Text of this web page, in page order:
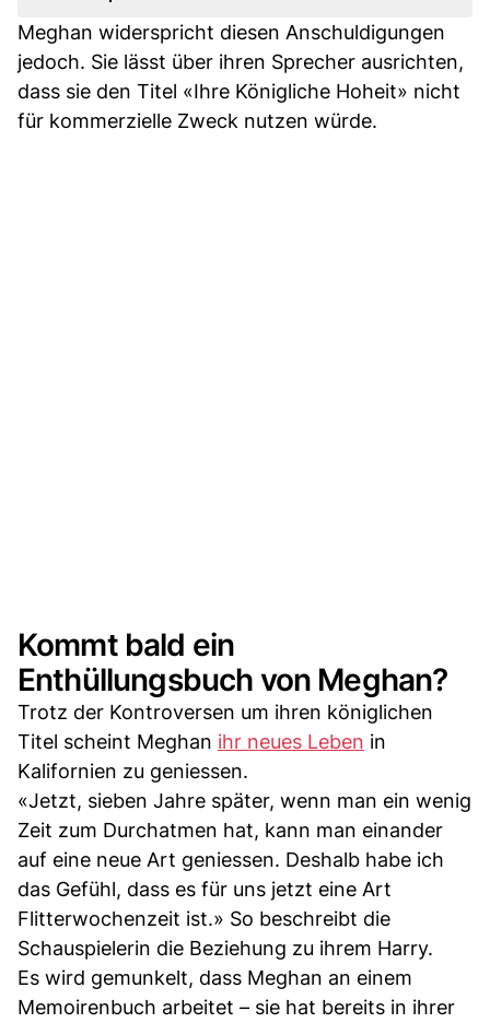
Meghan widerspricht diesen Anschuldigungen
jedoch. Sie lässt über ihren Sprecher ausrichten,
dass sie den Titel «Ihre Königliche Hoheit» nicht
für kommerzielle Zweck nutzen würde.
Kommt bald ein
Enthüllungsbuch von Meghan?
Trotz der Kontroversen um ihren königlichen
Titel scheint Meghan ihr neues Leben in
Kalifornien zu geniessen.
«Jetzt, sieben Jahre später, wenn man ein wenig
Zeit zum Durchatmen hat, kann man einander
auf eine neue Art geniessen. Deshalb habe ich
das Gefühl, dass es für uns jetzt eine Art
Flitterwochenzeit ist.» So beschreibt die
Schauspielerin die Beziehung zu ihrem Harry.
Es wird gemunkelt, dass Meghan an einem
Memoirenbuch arbeitet – sie hat bereits in ihrer